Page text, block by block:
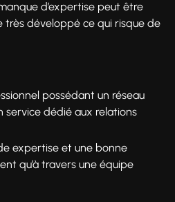
d’expertise peut être
très développé ce qui risque de
possédant un réseau
service dédié aux relations
expertise et une bonne
qu’à travers une équipe